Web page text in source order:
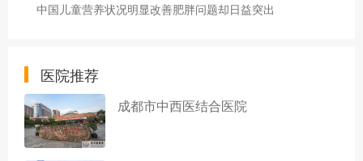
中国儿童营养状况明显改善肥胖问题却日益突出
医院推荐
成都市中西医结合医院